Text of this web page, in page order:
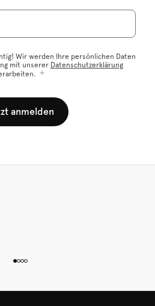
Wir werden Ihre persönlichen Daten
mit unserer Datenschutzerklärung
anmelden